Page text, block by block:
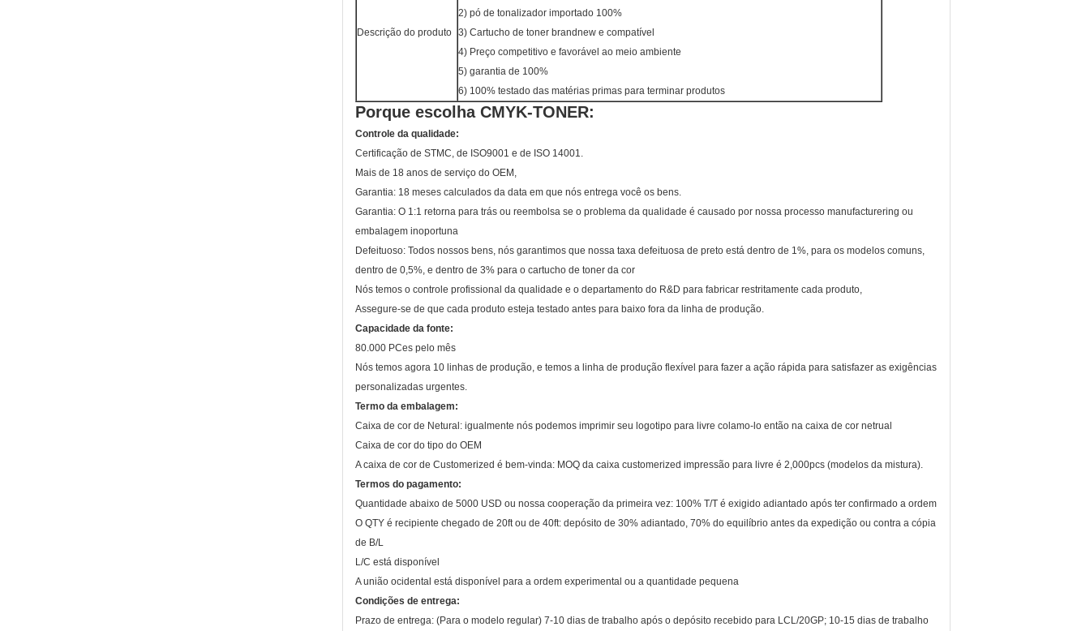
Descrição do produto
2) pó de tonalizador importado 100%
3) Cartucho de toner brandnew e compatível
4) Preço competitivo e favorável ao meio ambiente
5) garantia de 100%
6) 100% testado das matérias primas para terminar produtos
Porque escolha CMYK-TONER:
Controle da qualidade:
Certificação de STMC, de ISO9001 e de ISO 14001.
Mais de 18 anos de serviço do OEM,
Garantia: 18 meses calculados da data em que nós entrega você os bens.
Garantia: O 1:1 retorna para trás ou reembolsa se o problema da qualidade é causado por nossa processo manufacturering ou
embalagem inoportuna
Defeituoso: Todos nossos bens, nós garantimos que nossa taxa defeituosa de preto está dentro de 1%, para os modelos comuns,
dentro de 0,5%, e dentro de 3% para o cartucho de toner da cor
Nós temos o controle profissional da qualidade e o departamento do R&D para fabricar restritamente cada produto,
Assegure-se de que cada produto esteja testado antes para baixo fora da linha de produção.
Capacidade da fonte:
80.000 PCes pelo mês
Nós temos agora 10 linhas de produção, e temos a linha de produção flexível para fazer a ação rápida para satisfazer as exigências
personalizadas urgentes.
Termo da embalagem:
Caixa de cor de Netural: igualmente nós podemos imprimir seu logotipo para livre colamo-lo então na caixa de cor netrual
Caixa de cor do tipo do OEM
A caixa de cor de Customerized é bem-vinda: MOQ da caixa customerized impressão para livre é 2,000pcs (modelos da mistura).
Termos do pagamento:
Quantidade abaixo de 5000 USD ou nossa cooperação da primeira vez: 100% T/T é exigido adiantado após ter confirmado a ordem
O QTY é recipiente chegado de 20ft ou de 40ft: depósito de 30% adiantado, 70% do equilíbrio antes da expedição ou contra a cópia
de B/L
L/C está disponível
A união ocidental está disponível para a ordem experimental ou a quantidade pequena
Condições de entrega:
Prazo de entrega: (Para o modelo regular) 7-10 dias de trabalho após o depósito recebido para LCL/20GP; 10-15 dias de trabalho